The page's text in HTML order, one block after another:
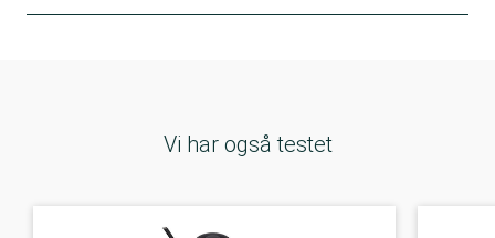
Vi har også testet